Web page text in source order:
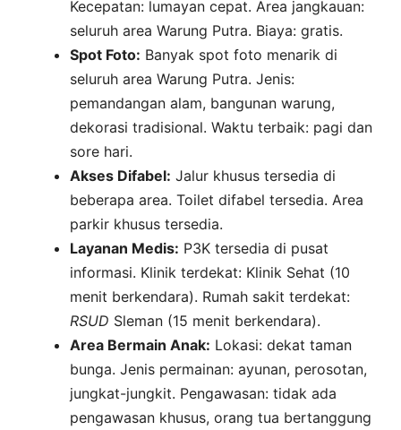
Kecepatan: lumayan cepat. Area jangkauan:
seluruh area Warung Putra. Biaya: gratis.
Spot Foto: Banyak spot foto menarik di
seluruh area Warung Putra. Jenis:
pemandangan alam, bangunan warung,
dekorasi tradisional. Waktu terbaik: pagi dan
sore hari.
Akses Difabel: Jalur khusus tersedia di
beberapa area. Toilet difabel tersedia. Area
parkir khusus tersedia.
Layanan Medis: P3K tersedia di pusat
informasi. Klinik terdekat: Klinik Sehat (10
menit berkendara). Rumah sakit terdekat:
RSUD Sleman (15 menit berkendara).
Area Bermain Anak: Lokasi: dekat taman
bunga. Jenis permainan: ayunan, perosotan,
jungkat-jungkit. Pengawasan: tidak ada
pengawasan khusus, orang tua bertanggung